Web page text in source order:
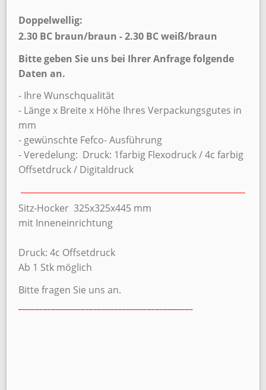
Doppelwellig:
2.30 BC braun/braun - 2.30 BC weiß/braun
Bitte geben Sie uns bei Ihrer Anfrage folgende
Daten an.
- Ihre Wunschqualität
- Länge x Breite x Höhe Ihres Verpackungsgutes in
mm
- gewünschte Fefco- Ausführung
- Veredelung: Druck: 1farbig Flexodruck / 4c farbig
Offsetdruck / Digitaldruck
Sitz-Hocker 325x325x445 mm
mit Inneneinrichtung
Druck: 4c Offsetdruck
Ab 1 Stk möglich
Bitte fragen Sie uns an.